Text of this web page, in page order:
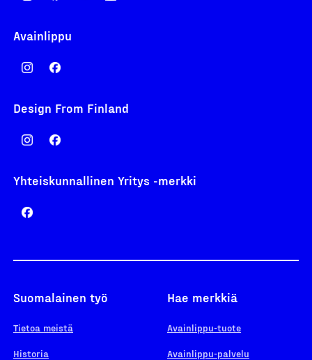
1965
1960
Avainlippu
Design From Finland
Yhteiskunnallinen Yritys -merkki
Suomalainen työ
Tietoa meistä
Historia
Hae merkkiä
Avainlippu-tuote
Avainlippu-palvelu